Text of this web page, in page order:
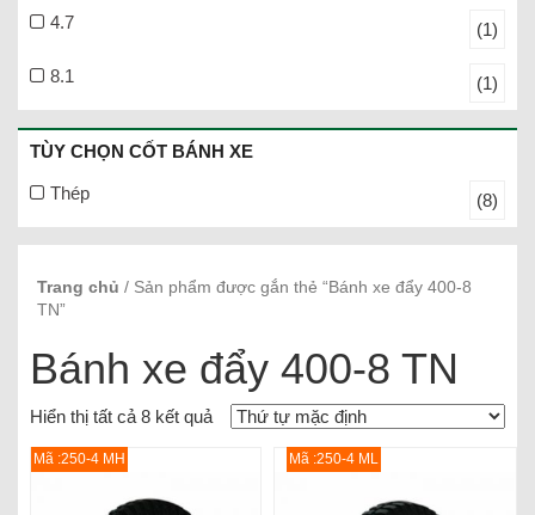
4.7 (1)
8.1 (1)
TÙY CHỌN CỐT BÁNH XE
Thép (8)
Trang chủ / Sản phẩm được gắn thẻ “Bánh xe đẩy 400-8
TN”
Bánh xe đẩy 400-8 TN
Hiển thị tất cả 8 kết quả
Mã :250-4 MH Mã :250-4 ML